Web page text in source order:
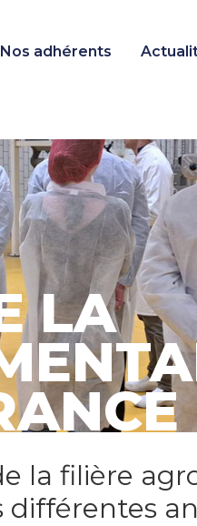
Nos adhérents
LA
la filière
différentes